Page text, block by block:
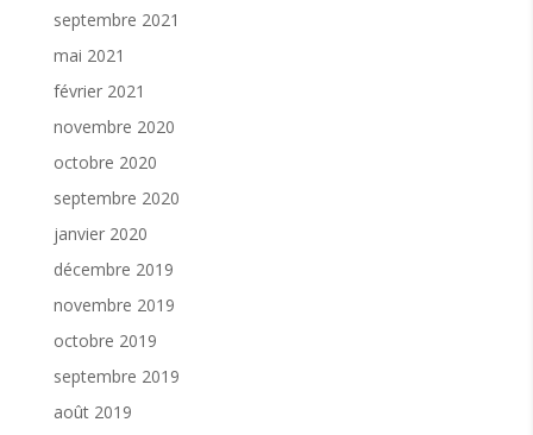
septembre 2021
mai 2021
février 2021
novembre 2020
octobre 2020
septembre 2020
janvier 2020
décembre 2019
novembre 2019
octobre 2019
septembre 2019
août 2019